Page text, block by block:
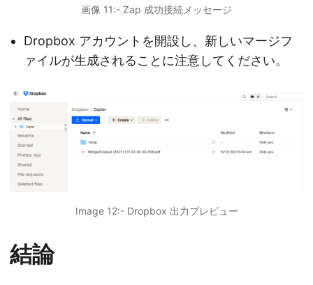
画像 11:- Zap 成功接続メッセージ
Dropbox アカウントを開設し、新しいマージフ
ァイルが生成されることに注意してください。
Image 12:- Dropbox 出力プレビュー
結論